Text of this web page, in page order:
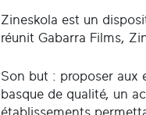
Zineskola est un
réunit Gabarra Films,
Son but : proposer aux
basque de qualité, un
établissements